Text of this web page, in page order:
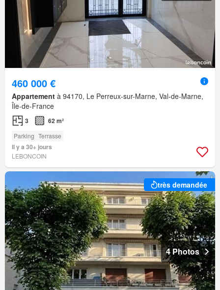
460 000 €
Appartement à 94170, Le Perreux-sur-Marne, Val-de-Marne,
Île-de-France
3 62 m²
Parking Terrasse
Il y a 30+ jours
LEBONCOIN
très demandée
4 Photos